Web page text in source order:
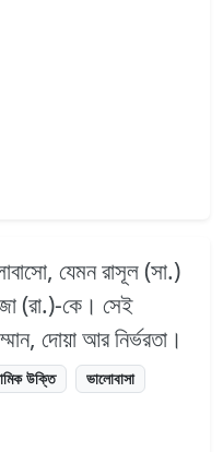
যেমন রাসূল (সা.)
(রা.)-কে। সেই
দোয়া আর নির্ভরতা।
উক্তি
ভালোবাসা